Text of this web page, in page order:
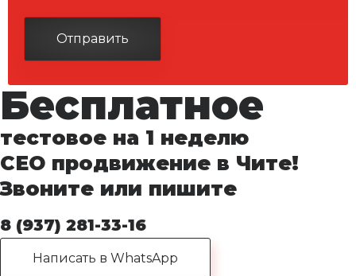
Отправить
Бесплатное
тестовое на 1 неделю
СЕО продвижение в Чите!
Звоните или пишите
8 (937) 281-33-16
Написать в WhatsApp